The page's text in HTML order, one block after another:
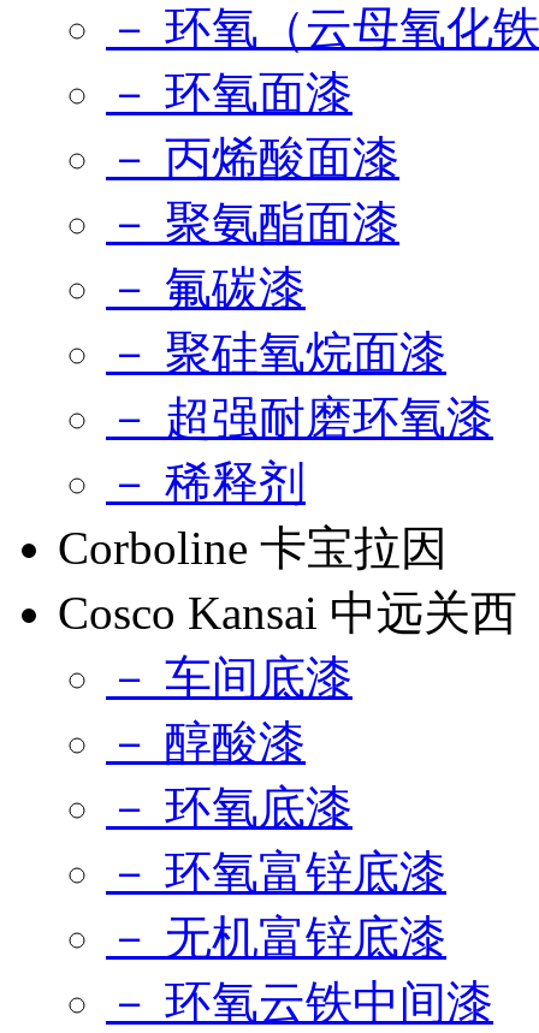
－ 环氧（云母氧化
－ 环氧面漆
－ 丙烯酸面漆
－ 聚氨酯面漆
－ 氟碳漆
－ 聚硅氧烷面漆
－ 超强耐磨环氧漆
－ 稀释剂
Corboline 卡宝拉因
Cosco Kansai 中远关西
－ 车间底漆
－ 醇酸漆
－ 环氧底漆
－ 环氧富锌底漆
－ 无机富锌底漆
－ 环氧云铁中间漆